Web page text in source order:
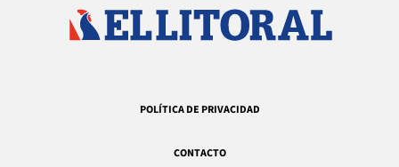
POLÍTICA DE PRIVACIDAD
CONTACTO